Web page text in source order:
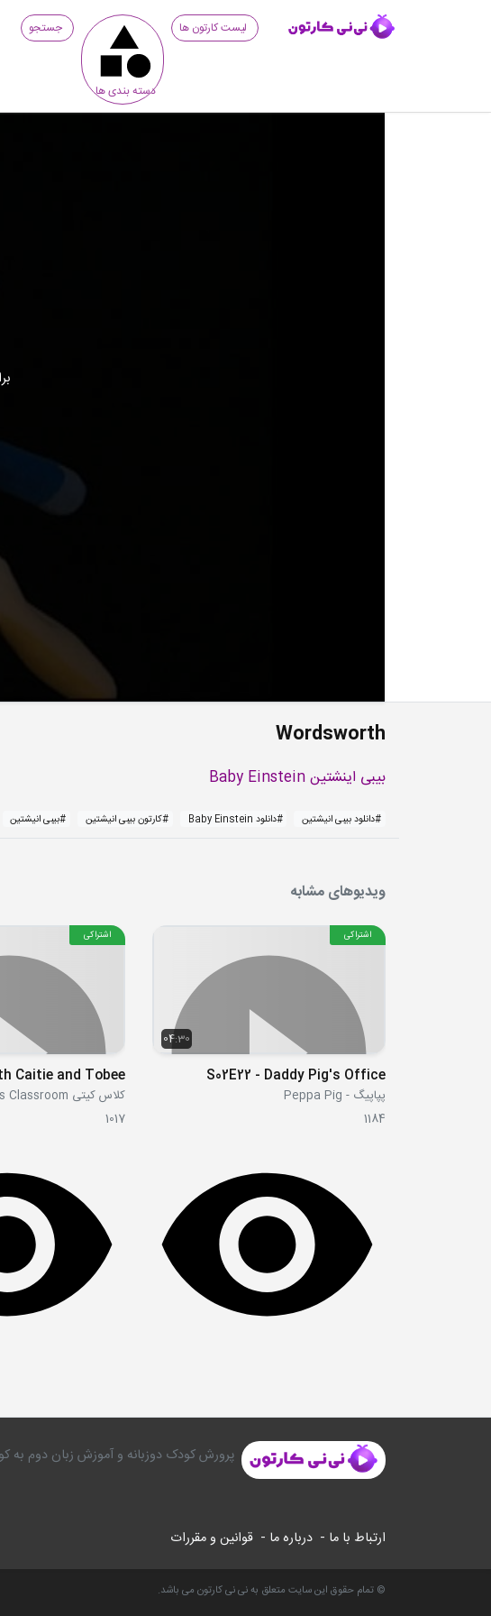
لیست کارتون ها
دسته بندی ها
جستجو
Wordsworth
بیبی اینشتین Baby Einstein
#دانلود بیبی انیشتین #دانلود Baby Einstein #کارتون بیبی انیشتین #بیبی انیشتین
ویدیوهای مشابه
04:30
اشتراکی
S02E22 - Daddy Pig's Office
پپاپیگ - Peppa Pig
1184
اشتراکی
کلاس کیتی Caitie's Classroom
1017
پرورش کودک دوزبانه و آموزش زبان دوم به
ارتباط با ما - درباره ما - قوانین و مقررات
© تمام حقوق این سایت متعلق به نی نی کارتون می باشد.